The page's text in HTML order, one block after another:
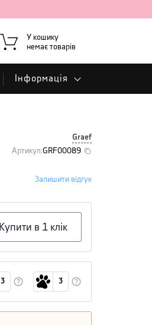
У кошику
немає товарів
Інформація
Graef
Артикул:GRF00089
Залишити відгук
Купити в 1 клiк
3 3